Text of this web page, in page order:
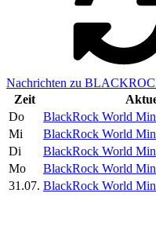
Nachrichten zu
Zeit
Do
BlackRock World
Mi
BlackRock World
Di
BlackRock World
Mo
BlackRock World
31.07. BlackRock World